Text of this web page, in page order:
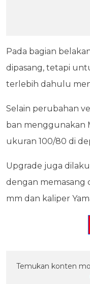
Pada bagian
dipasang, tetapi
terlebih dahulu
Selain perubahan
ban menggunakan
ukuran 100/80 di
Upgrade juga
dengan memasang
mm dan kaliper
Temukan konten